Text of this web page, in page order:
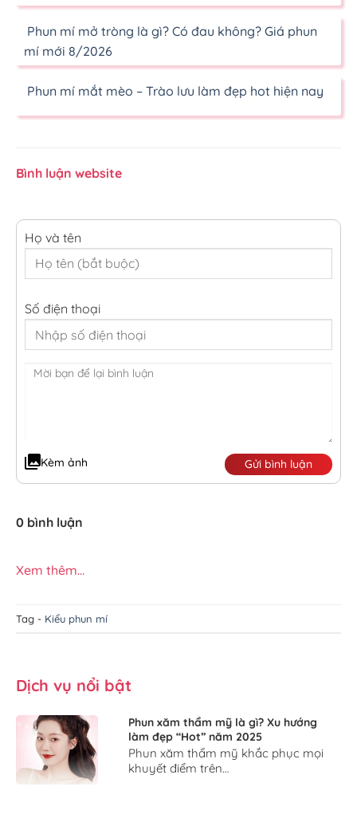
Phun mí mở tròng là gì? Có đau không? Giá phun
mí mới 8/2026
Phun mí mắt mèo – Trào lưu làm đẹp hot hiện nay
Bình luận website
Họ và tên
Số điện thoại
Kèm ảnh Gửi bình luận
0 bình luận
Xem thêm...
Tag - Kiểu phun mí
Dịch vụ nổi bật
Phun xăm thẩm mỹ là gì? Xu hướng
làm đẹp “Hot” năm 2025
Phun xăm thẩm mỹ khắc phục mọi
khuyết điểm trên…